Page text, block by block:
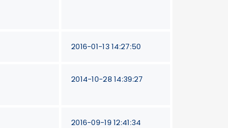
2016-01-13 14:27:50
2014-10-28 14:39:27
2016-09-19 12:41:34